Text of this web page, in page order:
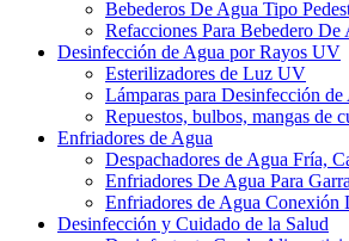
Bebederos De Agua Tipo
Refacciones Para Bebedero De
Desinfección de Agua por Rayos UV
Esterilizadores de Luz UV
Lámparas para Desinfección
Repuestos, bulbos, mangas de
Enfriadores de Agua
Despachadores de Agua Fría,
Enfriadores De Agua Para
Enfriadores de Agua Conexión
Desinfección y Cuidado de la Salud